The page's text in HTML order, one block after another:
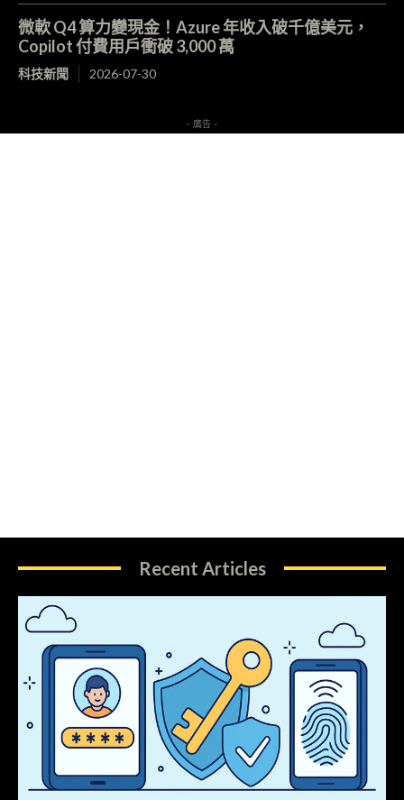
微軟 Q4 算力變現金！Azure 年收入破千億美元，
Copilot 付費用戶衝破 3,000 萬
科技新聞 2026-07-30
- 廣告 -
Recent Articles